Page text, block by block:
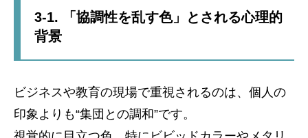
3-1. 「協調性を乱す色」とされる心理的
背景
ビジネスや教育の現場で重視されるのは、個人の
印象よりも“集団との調和”です。